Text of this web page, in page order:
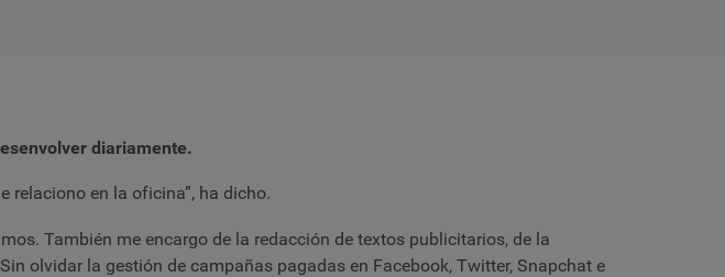
diariamente.
relaciono en la oficina”, ha dicho.
También me encargo de la redacción de textos publicitarios, de la
olvidar la gestión de campañas pagadas en Facebook, Twitter, Snapchat e